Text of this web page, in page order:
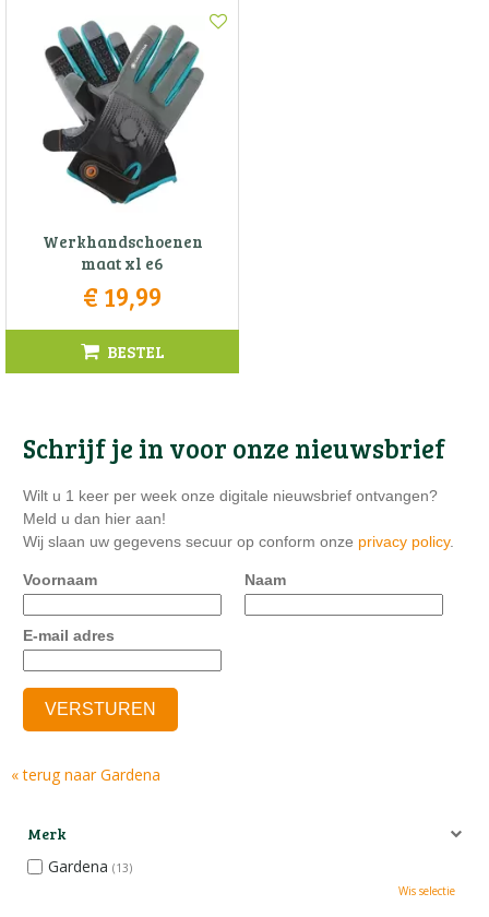
Werkhandschoenen
maat xl e6
€ 19,99
BESTEL
Schrijf je in voor onze nieuwsbrief
Wilt u 1 keer per week onze digitale nieuwsbrief ontvangen?
Meld u dan hier aan!
Wij slaan uw gegevens secuur op conform onze privacy policy.
Voornaam Naam
E-mail adres
« terug naar Gardena
Merk
Gardena (13)
Wis selectie